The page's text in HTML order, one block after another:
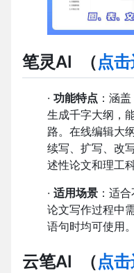
笔灵AI （点
· 功能特点 ：涵
生成千字大纲，
路。在线编辑大
续写、扩写、改
述性论文和理工
· 适用场景 ：适
论文写作过程中
语句时均可使用。
云笔AI （点